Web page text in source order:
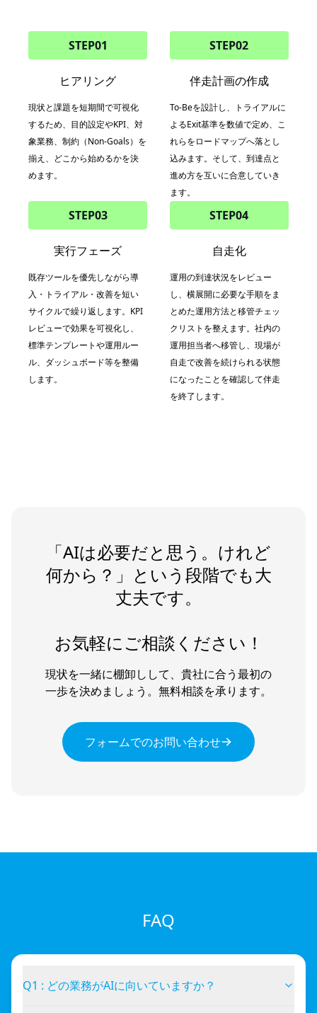
STEP01
ヒアリング
現状と課題を短期間で可視化
するため、目的設定やKPI、対
象業務、制約（Non-Goals）を
揃え、どこから始めるかを決
めます。
STEP02
伴走計画の作成
To-Beを設計し、トライアルに
よるExit基準を数値で定め、こ
れらをロードマップへ落とし
込みます。そして、到達点と
進め方を互いに合意していき
ます。
STEP03
実行フェーズ
既存ツールを優先しながら導
入・トライアル・改善を短い
サイクルで繰り返します。KPI
レビューで効果を可視化し、
標準テンプレートや運用ルー
ル、ダッシュボード等を整備
します。
STEP04
自走化
運用の到達状況をレビュー
し、横展開に必要な手順をま
とめた運用方法と移管チェッ
クリストを整えます。社内の
運用担当者へ移管し、現場が
自走で改善を続けられる状態
になったことを確認して伴走
を終了します。
「AIは必要だと思う。けれど
何から？」という段階でも大
丈夫です。
お気軽にご相談ください！
現状を一緒に棚卸しして、貴社に合う最初の
一歩を決めましょう。無料相談を承ります。
フォームでのお問い合わせ
FAQ
Q1 : どの業務がAIに向いていますか？